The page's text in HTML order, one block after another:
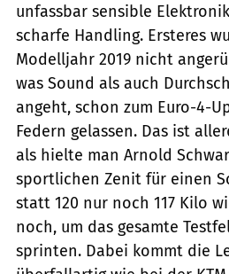
unfassbar sensible
scharfe Handling. Ersteres
Modelljahr 2019 nicht
was Sound als auch
angeht, schon zum Euro-4-
Federn gelassen. Das ist
als hielte man Arnold
sportlichen Zenit für einen
statt 120 nur noch 117 Kilo
noch, um das gesamte
sprinten. Dabei kommt die